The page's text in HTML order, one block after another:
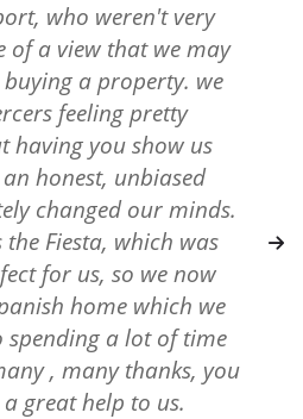
who weren't very
of a view that we may
a property. we
feeling pretty
having you show us
honest, unbiased
changed our minds.
Fiesta, which was
for us, so we now
home which we
a lot of time
, many thanks, you
great help to us.